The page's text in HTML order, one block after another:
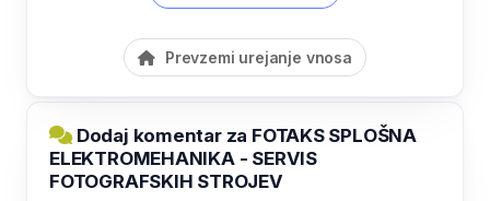
Prevzemi urejanje vnosa
Dodaj komentar za FOTAKS SPLOŠNA
ELEKTROMEHANIKA - SERVIS
FOTOGRAFSKIH STROJEV